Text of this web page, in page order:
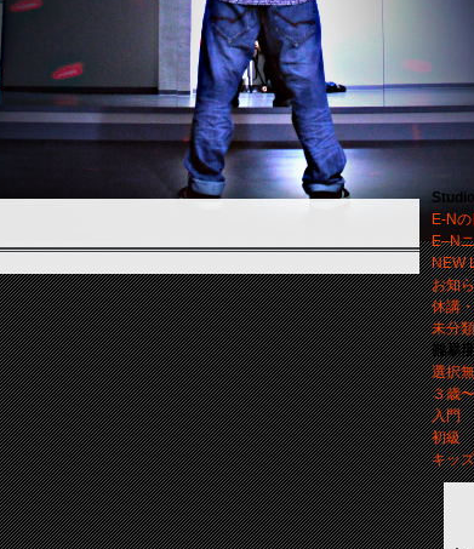
E-N
E–N
NEW
お知
休講
未分類
難易
選択
３歳
入門
初級
キッ